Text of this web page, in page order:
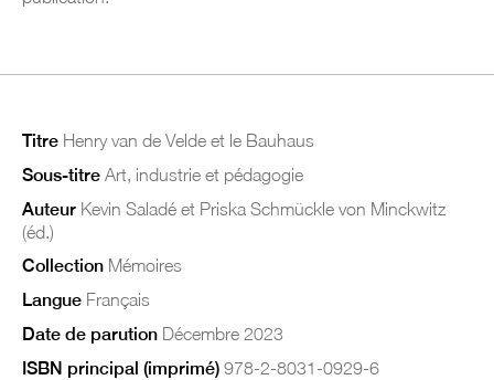
Titre Henry van de Velde et le Bauhaus
Sous-titre Art, industrie et pédagogie
Auteur Kevin Saladé et Priska Schmückle von Minckwitz
(éd.)
Collection Mémoires
Langue Français
Date de parution Décembre 2023
ISBN principal (imprimé) 978-2-8031-0929-6